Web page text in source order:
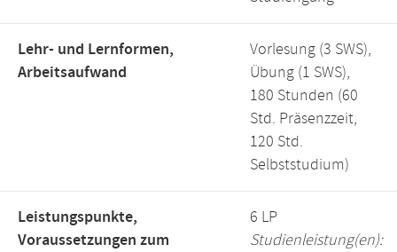
Lehr- und Lernformen,
Arbeitsaufwand
Vorlesung (3 SWS),
Übung (1 SWS),
180 Stunden (60
Std. Präsenzzeit,
120 Std.
Selbststudium)
Leistungspunkte,
Voraussetzungen zum
6 LP
Studienleistung(en):